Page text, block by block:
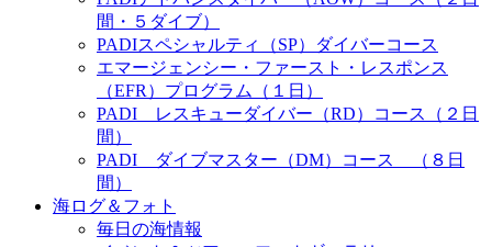
間・５ダイブ）
PADIスペシャルティ（SP）ダイバーコース
エマージェンシー・ファースト・レスポンス
（EFR）プログラム（１日）
PADI レスキューダイバー（RD）コース（２日
間）
PADI ダイブマスター（DM）コース （８日
間）
海ログ＆フォト
毎日の海情報